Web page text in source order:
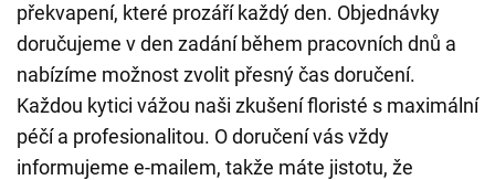
překvapení, které prozáří každý den. Objednávky
doručujeme v den zadání během pracovních dnů a
nabízíme možnost zvolit přesný čas doručení.
Každou kytici vážou naši zkušení floristé s maximální
péčí a profesionalitou. O doručení vás vždy
informujeme e-mailem, takže máte jistotu, že